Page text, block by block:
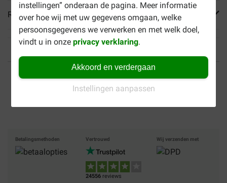
instellingen” onderaan de pagina. Meer informatie
over hoe wij met uw gegevens omgaan, welke
persoonsgegevens we verwerken en met welk doel,
vindt u in onzeprivacy verklaring.
Akkoord en verdergaan
Instellingen aanpassen
Reviews
Tot 40% goedkoper Veilig betalen
Gratis bezorging vanaf €
Betalingsmethoden Vertrouwd
24556 reviews
Wij verzenden met